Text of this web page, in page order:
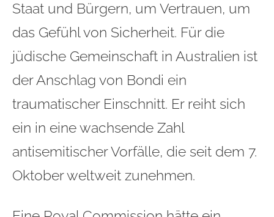
Staat und Bürgern, um Vertrauen, um
das Gefühl von Sicherheit. Für die
jüdische Gemeinschaft in Australien ist
der Anschlag von Bondi ein
traumatischer Einschnitt. Er reiht sich
ein in eine wachsende Zahl
antisemitischer Vorfälle, die seit dem 7.
Oktober weltweit zunehmen.